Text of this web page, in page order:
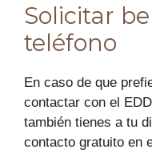
Solicitar
teléfono
En caso de que
contactar con el
también tienes a tu
contacto gratuito en